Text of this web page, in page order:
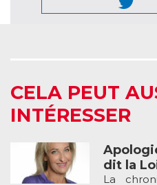
CELA PEUT
INTÉRESSER
dit la
La